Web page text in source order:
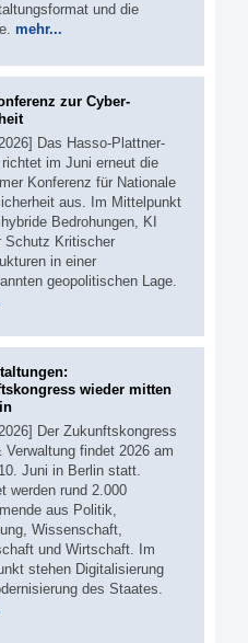
und die
mehr...
zur Cyber-
Das Hasso-Plattner-
richtet im Juni erneut die
Konferenz für Nationale
aus. Im Mittelpunkt
Bedrohungen, KI
Schutz Kritischer
in einer
geopolitischen Lage.
wieder mitten
Der Zukunftskongress
Verwaltung findet 2026 am
Juni in Berlin statt.
werden rund 2.000
aus Politik,
Wissenschaft,
und Wirtschaft. Im
stehen Digitalisierung
des Staates.